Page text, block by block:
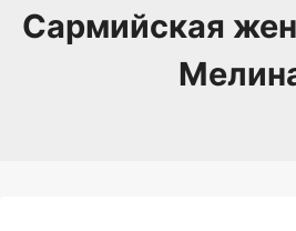
Сармийская